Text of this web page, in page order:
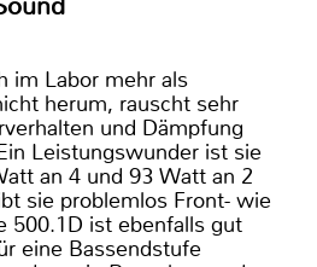
im Labor mehr als
herum, rauscht sehr
und Dämpfung
Leistungswunder ist sie
an 4 und 93 Watt an 2
sie problemlos Front- wie
500.1D ist ebenfalls gut
eine Bassendstufe